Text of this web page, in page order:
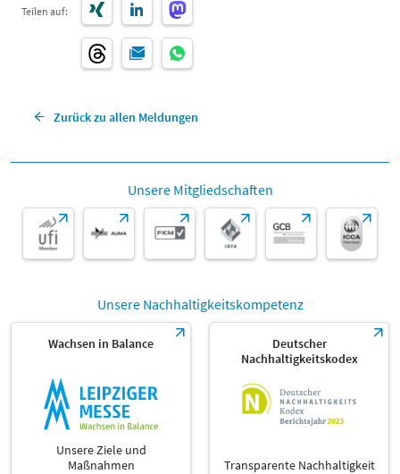
Teilen auf:
Zurück zu allen Meldungen
Unsere Mitgliedschaften
Unsere Nachhaltigkeitskompetenz
Wachsen in Balance
Unsere Ziele und
Maßnahmen
Deutscher
Nachhaltigkeitskodex
Transparente Nachhaltigkeit